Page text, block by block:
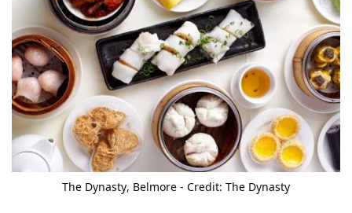
The Dynasty, Belmore - Credit: The Dynasty